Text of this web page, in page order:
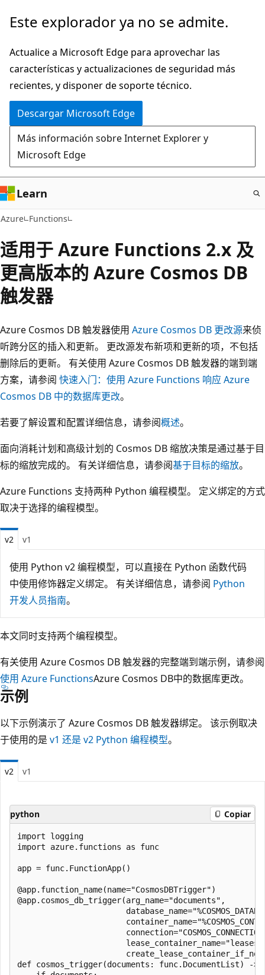
Ir
contenido
principal
Este explorador ya no se admite.
Actualice a Microsoft Edge para aprovechar las
características y actualizaciones de seguridad más
recientes, y disponer de soporte técnico.
Descargar Microsoft Edge
Más información sobre Internet Explorer y
Microsoft Edge
Learn
Azure Functions
适用于 Azure Functions 2.x 及
更高版本的 Azure Cosmos DB
触发器
Azure Cosmos DB 触发器使用 Azure Cosmos DB 更改源来侦
听跨分区的插入和更新。 更改源发布新项和更新的项，不包括
删除后的更新。 有关使用 Azure Cosmos DB 触发器的端到端
方案，请参阅 快速入门：使用 Azure Functions 响应 Azure
Cosmos DB 中的数据库更改。
若要了解设置和配置详细信息，请参阅概述。
面向消耗计划和高级计划的 Cosmos DB 缩放决策是通过基于目
标的缩放完成的。 有关详细信息，请参阅基于目标的缩放。
Azure Functions 支持两种 Python 编程模型。 定义绑定的方式
取决于选择的编程模型。
v2 v1
使用 Python v2 编程模型，可以直接在 Python 函数代码
中使用修饰器定义绑定。 有关详细信息，请参阅 Python
开发人员指南。
本文同时支持两个编程模型。
有关使用 Azure Cosmos DB 触发器的完整端到端示例，请参阅
使用 Azure FunctionsAzure Cosmos DB中的数据库更改。
示例
以下示例演示了 Azure Cosmos DB 触发器绑定。 该示例取决
于使用的是 v1 还是 v2 Python 编程模型。
v2 v1
python Copiar
import logging
import azure.functions as func
app = func.FunctionApp()
@app.function_name(name="CosmosDBTrigger")
@app.cosmos_db_trigger(arg_name="documents",
def cosmos_trigger(documents: func.DocumentList) -